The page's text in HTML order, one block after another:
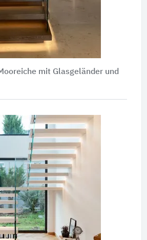
mit Glasgeländer und